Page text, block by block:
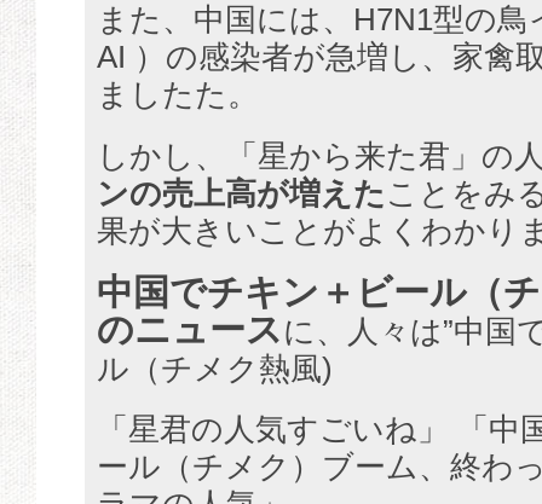
また、中国には、H7N1型の
AI ）の感染者が急増し、家禽
ましたた。
しかし、「星から来た君」の
ンの売上高が増えた ことをみ
果が大きいことがよくわかり
中国でチキン＋ビール（
のニュースに、人々は”中国
ル（チメク熱風)
「星君の人気すごいね」 「中
ール（チメク）ブーム、終わ